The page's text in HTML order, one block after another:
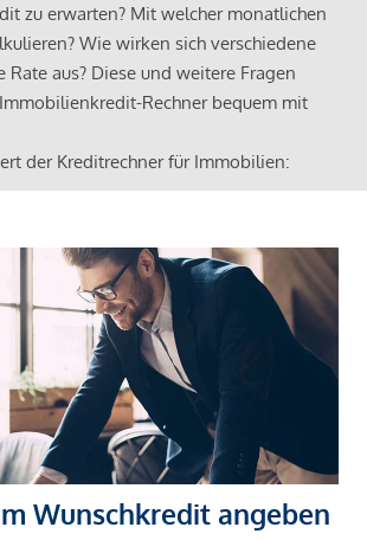
zu erwarten? Mit welcher monatlichen
Wie wirken sich verschiedene
Rate aus? Diese und weitere Fragen
Rechner bequem mit
der Kreditrechner für Immobilien:
Wunschkredit angeben